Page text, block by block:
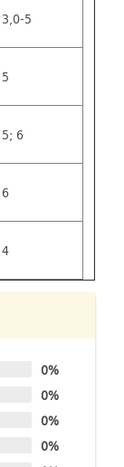
3,0-5
5
5; 6
6
4
0%
0%
0%
0%